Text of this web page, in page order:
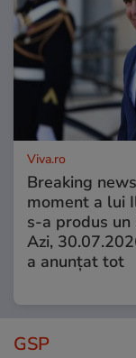
Viva.ro
Breaking
moment a lui
s-a produs un
Azi,
a anunțat tot
GSP